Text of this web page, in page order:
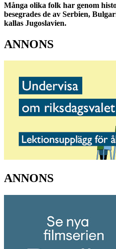
Många olika folk har genom
besegrades de av Serbien,
kallas Jugoslavien.
ANNONS
ANNONS